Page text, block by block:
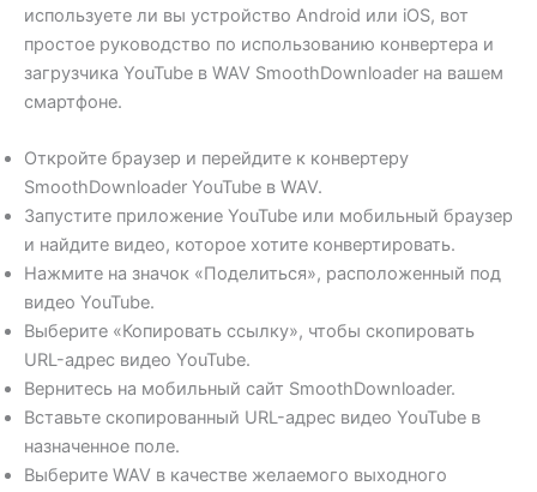
используете ли вы устройство Android или iOS, вот
простое руководство по использованию конвертера и
загрузчика YouTube в WAV SmoothDownloader на вашем
смартфоне.
Откройте браузер и перейдите к конвертеру
SmoothDownloader YouTube в WAV.
Запустите приложение YouTube или мобильный браузер
и найдите видео, которое хотите конвертировать.
Нажмите на значок «Поделиться», расположенный под
видео YouTube.
Выберите «Копировать ссылку», чтобы скопировать
URL-адрес видео YouTube.
Вернитесь на мобильный сайт SmoothDownloader.
Вставьте скопированный URL-адрес видео YouTube в
назначенное поле.
Выберите WAV в качестве желаемого выходного